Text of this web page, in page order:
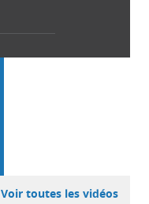
Voir toutes les vidéos